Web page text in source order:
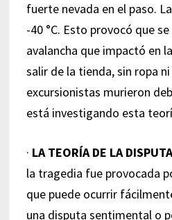
fuerte nevada en el paso.
-40 °C. Esto provocó que
avalancha que impactó en
salir de la tienda, sin ropa
excursionistas murieron
está investigando esta
· LA TEORÍA DE LA
la tragedia fue provocada
que puede ocurrir
una disputa sentimental o